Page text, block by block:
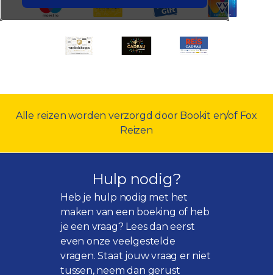
Alle reizen worden verzorgd door Bookit en/of Fox
Reizen
Hulp nodig?
Heb je hulp nodig met het
maken van een boeking of heb
je een vraag? Lees dan eerst
even onzeveelgestelde
vragen. Staat jouw vraag er niet
tussen, neem dan gerust